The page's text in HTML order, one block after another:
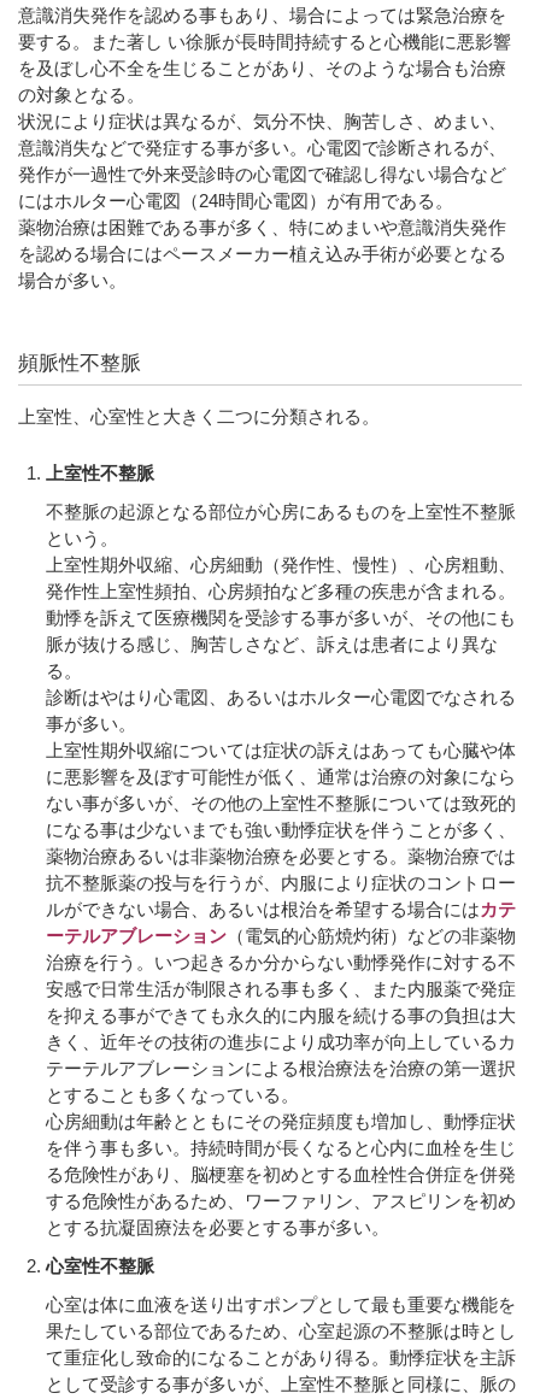
意識消失発作を認める事もあり、場合によっては緊急治療を
要する。また著し い徐脈が長時間持続すると心機能に悪影響
を及ぼし心不全を生じることがあり、そのような場合も治療
の対象となる。
状況により症状は異なるが、気分不快、胸苦しさ、めまい、
意識消失などで発症する事が多い。心電図で診断されるが、
発作が一過性で外来受診時の心電図で確認し得ない場合など
にはホルター心電図（24時間心電図）が有用である。
薬物治療は困難である事が多く、特にめまいや意識消失発作
を認める場合にはペースメーカー植え込み手術が必要となる
場合が多い。
頻脈性不整脈
上室性、心室性と大きく二つに分類される。
上室性不整脈
不整脈の起源となる部位が心房にあるものを上室性不整脈
という。
上室性期外収縮、心房細動（発作性、慢性）、心房粗動、
発作性上室性頻拍、心房頻拍など多種の疾患が含まれる。
動悸を訴えて医療機関を受診する事が多いが、その他にも
脈が抜ける感じ、胸苦しさなど、訴えは患者により異な
る。
診断はやはり心電図、あるいはホルター心電図でなされる
事が多い。
上室性期外収縮については症状の訴えはあっても心臓や体
に悪影響を及ぼす可能性が低く、通常は治療の対象になら
ない事が多いが、その他の上室性不整脈については致死的
になる事は少ないまでも強い動悸症状を伴うことが多く、
薬物治療あるいは非薬物治療を必要とする。薬物治療では
抗不整脈薬の投与を行うが、内服により症状のコントロー
ルができない場合、あるいは根治を希望する場合にはカテ
ーテルアブレーション（電気的心筋焼灼術）などの非薬物
治療を行う。いつ起きるか分からない動悸発作に対する不
安感で日常生活が制限される事も多く、また内服薬で発症
を抑える事ができても永久的に内服を続ける事の負担は大
きく、近年その技術の進歩により成功率が向上しているカ
テーテルアブレーションによる根治療法を治療の第一選択
とすることも多くなっている。
心房細動は年齢とともにその発症頻度も増加し、動悸症状
を伴う事も多い。持続時間が長くなると心内に血栓を生じ
る危険性があり、脳梗塞を初めとする血栓性合併症を併発
する危険性があるため、ワーファリン、アスピリンを初め
とする抗凝固療法を必要とする事が多い。
心室性不整脈
心室は体に血液を送り出すポンプとして最も重要な機能を
果たしている部位であるため、心室起源の不整脈は時とし
て重症化し致命的になることがあり得る。動悸症状を主訴
として受診する事が多いが、上室性不整脈と同様に、脈の